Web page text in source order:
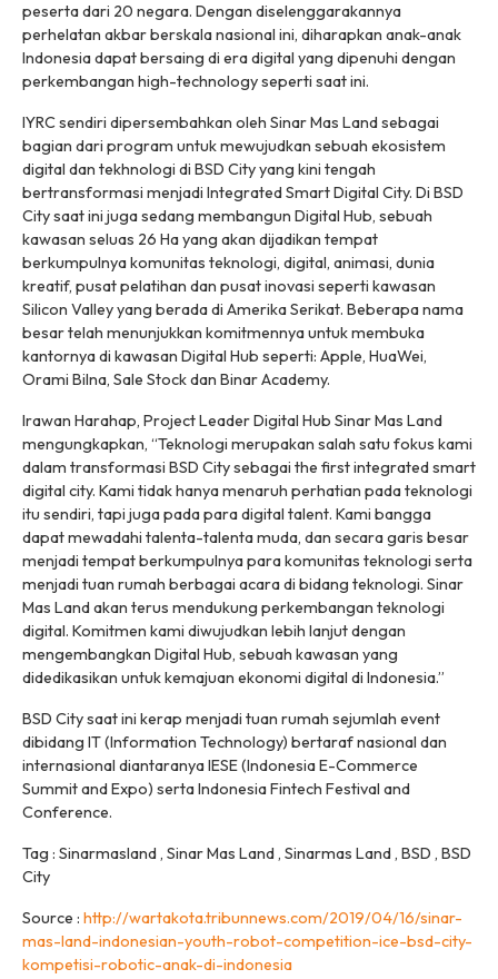
peserta dari 20 negara. Dengan diselenggarakannya
perhelatan akbar berskala nasional ini, diharapkan anak-anak
Indonesia dapat bersaing di era digital yang dipenuhi dengan
perkembangan high-technology seperti saat ini.
IYRC sendiri dipersembahkan oleh Sinar Mas Land sebagai
bagian dari program untuk mewujudkan sebuah ekosistem
digital dan tekhnologi di BSD City yang kini tengah
bertransformasi menjadi Integrated Smart Digital City. Di BSD
City saat ini juga sedang membangun Digital Hub, sebuah
kawasan seluas 26 Ha yang akan dijadikan tempat
berkumpulnya komunitas teknologi, digital, animasi, dunia
kreatif, pusat pelatihan dan pusat inovasi seperti kawasan
Silicon Valley yang berada di Amerika Serikat. Beberapa nama
besar telah menunjukkan komitmennya untuk membuka
kantornya di kawasan Digital Hub seperti: Apple, HuaWei,
Orami Bilna, Sale Stock dan Binar Academy.
Irawan Harahap, Project Leader Digital Hub Sinar Mas Land
mengungkapkan, “Teknologi merupakan salah satu fokus kami
dalam transformasi BSD City sebagai the first integrated smart
digital city. Kami tidak hanya menaruh perhatian pada teknologi
itu sendiri, tapi juga pada para digital talent. Kami bangga
dapat mewadahi talenta-talenta muda, dan secara garis besar
menjadi tempat berkumpulnya para komunitas teknologi serta
menjadi tuan rumah berbagai acara di bidang teknologi. Sinar
Mas Land akan terus mendukung perkembangan teknologi
digital. Komitmen kami diwujudkan lebih lanjut dengan
mengembangkan Digital Hub, sebuah kawasan yang
didedikasikan untuk kemajuan ekonomi digital di Indonesia.”
BSD City saat ini kerap menjadi tuan rumah sejumlah event
dibidang IT (Information Technology) bertaraf nasional dan
internasional diantaranya IESE (Indonesia E-Commerce
Summit and Expo) serta Indonesia Fintech Festival and
Conference.
Tag : Sinarmasland , Sinar Mas Land , Sinarmas Land , BSD , BSD
City
Source : http://wartakota.tribunnews.com/2019/04/16/sinar-
mas-land-indonesian-youth-robot-competition-ice-bsd-city-
kompetisi-robotic-anak-di-indonesia